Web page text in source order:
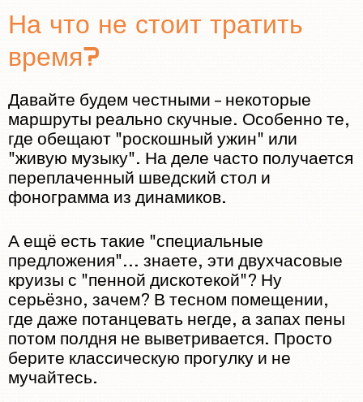
На что не стоит тратить
время?
Давайте будем честными – некоторые
маршруты реально скучные. Особенно те,
где обещают "роскошный ужин" или
"живую музыку". На деле часто получается
переплаченный шведский стол и
фонограмма из динамиков.
А ещё есть такие "специальные
предложения"... знаете, эти двухчасовые
круизы с "пенной дискотекой"? Ну
серьёзно, зачем? В тесном помещении,
где даже потанцевать негде, а запах пены
потом полдня не выветривается. Просто
берите классическую прогулку и не
мучайтесь.